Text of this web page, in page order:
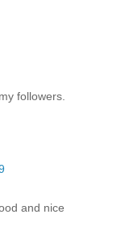
followers.
and nice